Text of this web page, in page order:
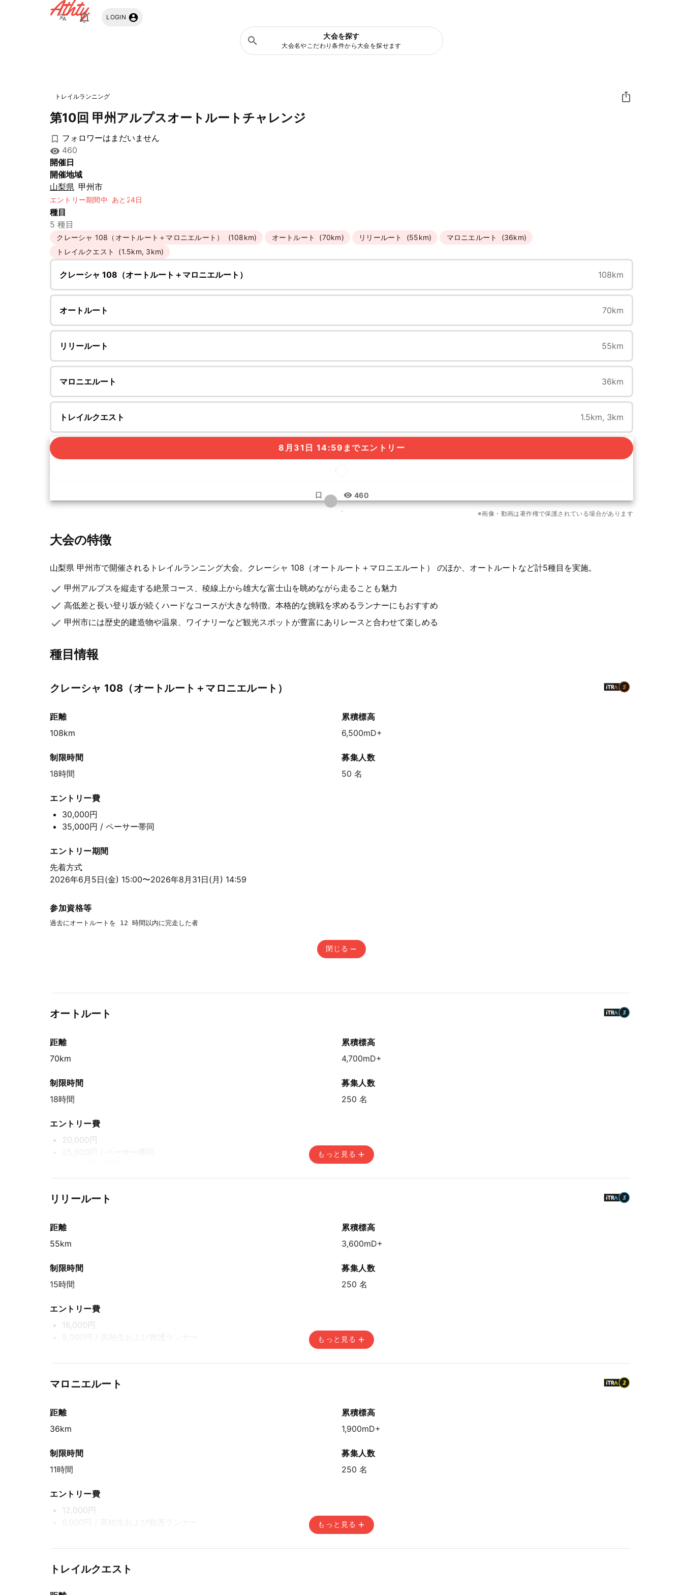
Athty LOGIN
大会を探す
大会名やこだわり条件から大会を探せます
トレイルランニング
第10回 甲州アルプスオートルートチャレンジ
フォロワーはまだいません
460
開催日
開催地域
山梨県 甲州市
エントリー期間中 あと24日
種目
5 種目
クレーシャ 108（オートルート＋マロニエルート） (108km) オートルート (70km) リリールート (55km) マロニエルート
(36km)
トレイルクエスト
(1.5km, 3km)
クレーシャ 108（オートルート＋マロニエルート） 108km
オートルート 70km
リリールート 55km
マロニエルート 36km
トレイルクエスト 1.5km, 3km
8月31日 14:59までエントリー
... 460
もっと見る
18枚
※画像・動画は著作権で保護されている場合があります
大会の特徴
山梨県 甲州市で開催されるトレイルランニング大会。クレーシャ 108（オートルート＋マロニエルート） のほか、オートルートなど計5種目を実施。
甲州アルプスを縦走する絶景コース、稜線上から雄大な富士山を眺めながら走ることも魅力
高低差と長い登り坂が続くハードなコースが大きな特徴。本格的な挑戦を求めるランナーにもおすすめ
甲州市には歴史的建造物や温泉、ワイナリーなど観光スポットが豊富にありレースと合わせて楽しめる
種目情報
クレーシャ 108（オートルート＋マロニエルート）
距離
108km
累積標高
6,500mD+
制限時間
18時間
募集人数
50 名
エントリー費
30,000円
35,000円 / ペーサー帯同
エントリー期間
先着方式
2026年6月5日(金) 15:00〜2026年8月31日(月) 14:59
参加資格等
過去にオートルートを 12 時間以内に完走した者
閉じる
オートルート
距離
70km
累積標高
4,700mD+
制限時間
18時間
募集人数
250 名
エントリー費
20,000円
先着方式
もっと見る
リリールート
距離
55km
累積標高
3,600mD+
制限時間
15時間
募集人数
250 名
エントリー費
16,000円
エントリー期間
2026年6月5日(金) 15:00〜2026年8月31日(月) 14:59
もっと見る
マロニエルート
距離
36km
累積標高
1,900mD+
制限時間
11時間
募集人数
250 名
エントリー費
12,000円
エントリー期間
先着方式
2026年6月5日(金) 15:00〜2026年8月31日(月) 14:59
もっと見る
トレイルクエスト